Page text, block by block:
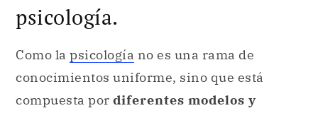
psicología.
Como la psicología no es una rama de
conocimientos uniforme, sino que está
compuesta por diferentes modelos y